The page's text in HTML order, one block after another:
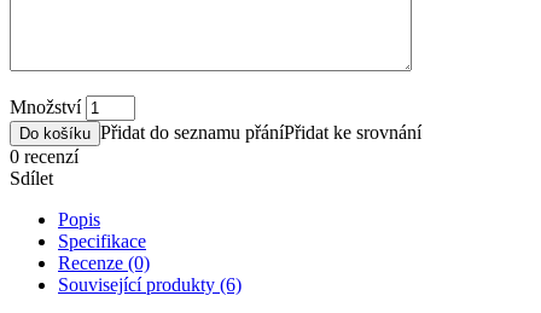
Množství
Do košíku Přidat do seznamu přáníPřidat ke srovnání
0 recenzí
Sdílet
Popis
Specifikace
Recenze (0)
Související produkty (6)